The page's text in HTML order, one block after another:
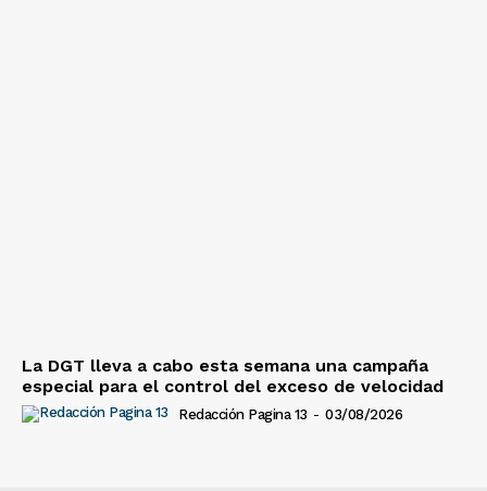
La DGT lleva a cabo esta semana una campaña
especial para el control del exceso de velocidad
Redacción Pagina 13 - 03/08/2026